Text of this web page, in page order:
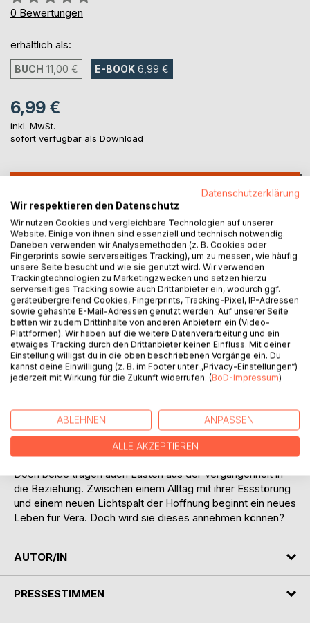
0%
0 Bewertungen
erhältlich als:
BUCH 11,00 € E-BOOK 6,99 €
6,99 €
inkl. MwSt.
sofort verfügbar als Download
Auf die Merkliste
Titel bewerten
BESCHREIBUNG
Vera erzählt den Anfang ihrer Geschichte vom Ende aus.
einer neuen Behandlung unterzogen wird. Dort trifft sie
auch bald Isa, der ihr aus der Klemme hilft: Er nimmt sie
noch am selben Tag bei sich auf. Genauso schnell und
intensiv entwickeln sich die Gefühle zwischen den beiden.
Doch beide tragen auch Lasten aus der Vergangenheit in
die Beziehung. Zwischen einem Alltag mit ihrer Essstörung
und einem neuen Lichtspalt der Hoffnung beginnt ein neues
Leben für Vera. Doch wird sie dieses annehmen können?
AUTOR/IN
PRESSESTIMMEN
Datenschutzerklärung
Wir respektieren den Datenschutz
Wir nutzen Cookies und vergleichbare Technologien auf unserer
Website. Einige von ihnen sind essenziell und technisch notwendig.
Daneben verwenden wir Analysemethoden (z. B. Cookies oder
Fingerprints sowie serverseitiges Tracking), um zu messen, wie häufig
unsere Seite besucht und wie sie genutzt wird. Wir verwenden
Trackingtechnologien zu Marketingzwecken und setzen hierzu
serverseitiges Tracking sowie auch Drittanbieter ein, wodurch ggf.
geräteübergreifend Cookies, Fingerprints, Tracking-Pixel, IP-Adressen
sowie gehashte E-Mail-Adressen genutzt werden. Auf unserer Seite
betten wir zudem Drittinhalte von anderen Anbietern ein (Video-
Plattformen). Wir haben auf die weitere Datenverarbeitung und ein
etwaiges Tracking durch den Drittanbieter keinen Einfluss. Mit deiner
Einstellung willigst du in die oben beschriebenen Vorgänge ein. Du
kannst deine Einwilligung (z. B. im Footer unter „Privacy-Einstellungen“)
jederzeit mit Wirkung für die Zukunft widerrufen. (BoD-Impressum)
ABLEHNEN ANPASSEN
ALLE AKZEPTIEREN